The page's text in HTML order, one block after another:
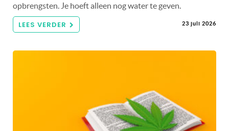
opbrengsten. Je hoeft alleen nog water te geven.
LEES VERDER 23 juli 2026